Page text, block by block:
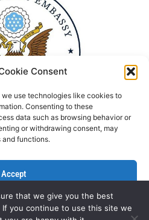
Consent
use technologies like cookies to
Consenting to these
data such as browsing behavior or
or withdrawing consent, may
functions.
Accept
Denythat we give you the best
you continue to use this site we